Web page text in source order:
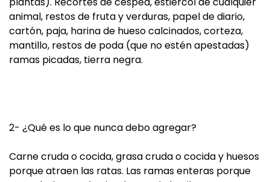
animal, restos de fruta y verduras, papel de diario,
cartón, paja, harina de hueso calcinados, corteza,
mantillo, restos de poda (que no estén apestadas)
ramas picadas, tierra negra.
2- ¿Qué es lo que nunca debo agregar?
Carne cruda o cocida, grasa cruda o cocida y huesos
porque atraen las ratas. Las ramas enteras porque